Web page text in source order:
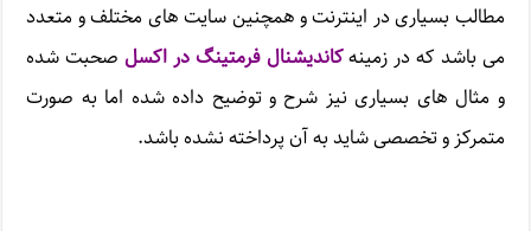
مطالب بسیاری در اینترنت و همچنین سایت های مختلف و متعدد
می باشد که در زمینهکاندیشنال فرمتینگ در اکسل صحبت شده
و مثال های بسیاری نیز شرح و توضیح داده شده اما به صورت
متمرکز و تخصصی شاید به آن پرداخته نشده باشد.